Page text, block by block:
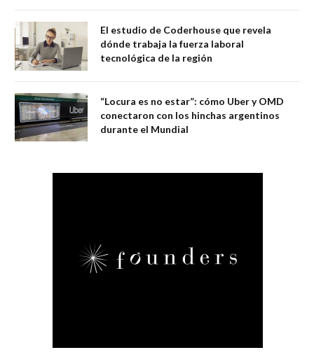
El estudio de Coderhouse que revela
dónde trabaja la fuerza laboral
tecnológica de la región
“Locura es no estar”: cómo Uber y OMD
conectaron con los hinchas argentinos
durante el Mundial